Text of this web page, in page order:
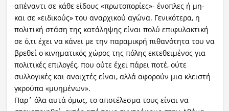
απέναντι σε κάθε είδους «πρωτοπορίες»- ένοπλες ή μη-
και σε «ειδικούς» του αναρχικού αγώνα. Γενικότερα, η
πολιτική στάση της κατάληψης είναι πολύ επιφυλακτική
σε ό,τι έχει να κάνει με την παραμικρή πιθανότητα του να
βρεθεί ο κινηματικός χώρος της πόλης εκτεθειμένος για
πολιτικές επιλογές, που ούτε έχει πάρει ποτέ, ούτε
συλλογικές και ανοιχτές είναι, αλλά αφορούν μια κλειστή
γκρούπα «μυημένων».
Παρ΄ όλα αυτά όμως, το αποτέλεσμα τους είναι να